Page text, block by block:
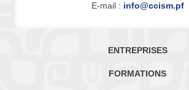
E-mail : info@ccism.pf
ENTREPRISES
FORMATIONS